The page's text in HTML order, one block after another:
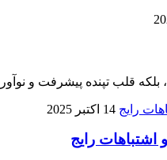
بلکه قلب تپنده پیشرفت و
14 اکتبر 2025
اشتباهات رایج